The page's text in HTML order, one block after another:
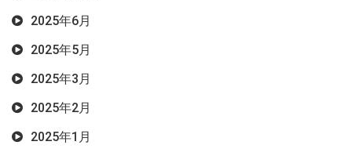
2025年6月
2025年5月
2025年3月
2025年2月
2025年1月